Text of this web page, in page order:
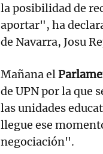
la posibilidad de
aportar", ha
de Navarra, Josu
Mañana el
de UPN por la que
las unidades
llegue ese
negociación".